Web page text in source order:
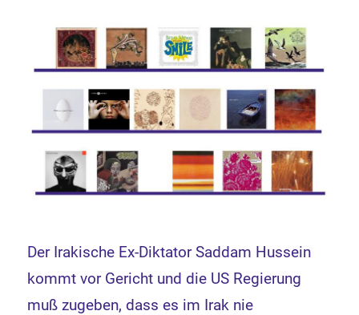
Der Irakische Ex-Diktator Saddam Hussein
kommt vor Gericht und die US Regierung
muß zugeben, dass es im Irak nie